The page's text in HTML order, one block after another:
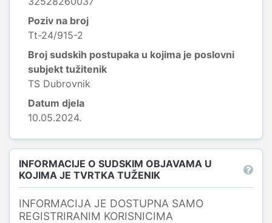
Poziv na broj
Tt-24/915-2
Broj sudskih postupaka u kojima je poslovni
subjekt tužitenik
TS Dubrovnik
Datum djela
10.05.2024.
INFORMACIJE O SUDSKIM OBJAVAMA U
KOJIMA JE TVRTKA TUŽENIK
INFORMACIJA JE DOSTUPNA SAMO
REGISTRIRANIM KORISNICIMA